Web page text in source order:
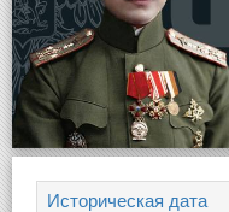
Историческая дата